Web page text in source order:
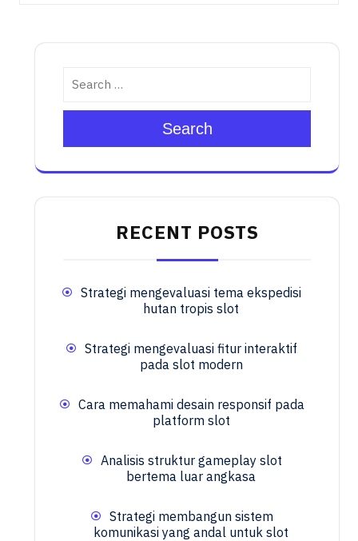
Search
RECENT POSTS
Strategi mengevaluasi tema ekspedisi
hutan tropis slot
Strategi mengevaluasi fitur interaktif
pada slot modern
Cara memahami desain responsif pada
platform slot
Analisis struktur gameplay slot
bertema luar angkasa
Strategi membangun sistem
komunikasi yang andal untuk slot